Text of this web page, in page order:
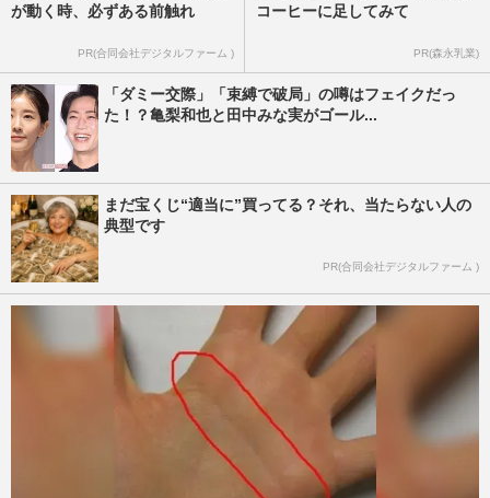
が動く時、必ずある前触れ
PR(合同会社デジタルファーム )
コーヒーに足してみて
PR(森永乳業)
「ダミー交際」「束縛で破局」の噂はフェイクだっ
た！？亀梨和也と田中みな実がゴール...
まだ宝くじ“適当に”買ってる？それ、当たらない人の
典型です
PR(合同会社デジタルファーム )